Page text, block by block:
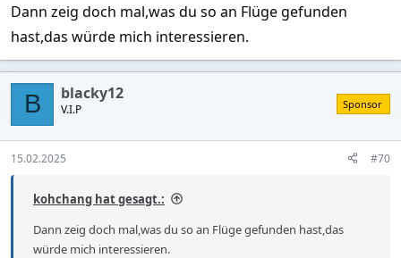
Dann zeig doch mal,was du so an Flüge gefunden
hast,das würde mich interessieren.
B blacky12
V.I.P Sponsor
15.02.2025 #70
kohchang hat gesagt.:
Dann zeig doch mal,was du so an Flüge gefunden hast,das
würde mich interessieren.